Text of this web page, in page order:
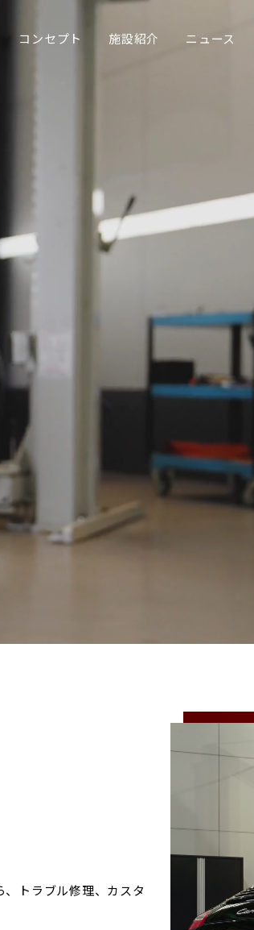
コンセプト 施設紹介 ニュース
トラブル修理、カスタ